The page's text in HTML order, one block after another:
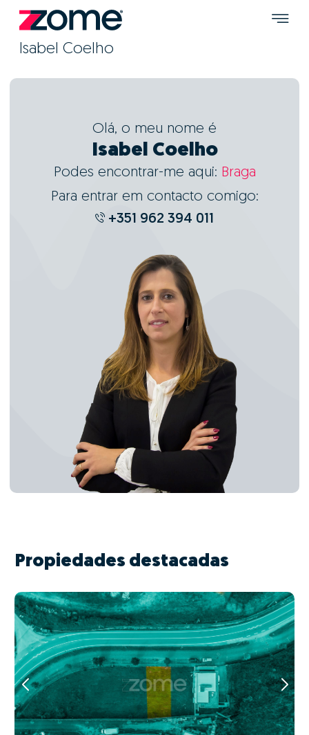
Isabel Coelho
Olá, o meu nome é
Isabel Coelho
Podes encontrar-me aqui: Braga
Para entrar em contacto comigo:
+351 962 394 011
Propiedades destacadas